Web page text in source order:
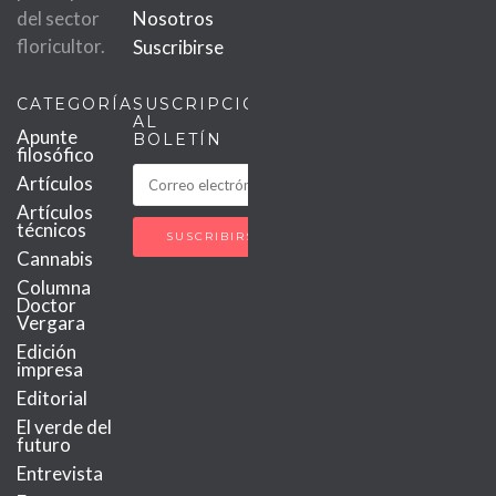
del sector
floricultor.
Nosotros
Suscribirse
CATEGORÍAS
Apunte
filosófico
Artículos
Artículos
técnicos
Cannabis
Columna
Doctor
Vergara
Edición
impresa
Editorial
El verde del
futuro
Entrevista
SUSCRIPCIÓN
AL
BOLETÍN